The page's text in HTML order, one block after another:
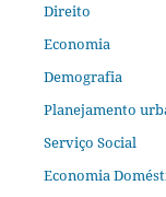
Direito
Economia
Demografia
Planejamento
Serviço Social
Economia